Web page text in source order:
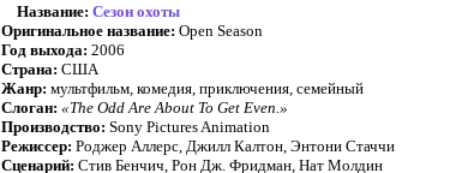
Название: Сезон охоты
Оригинальное название: Open Season
Год выхода: 2006
Страна: США
Жанр: мультфильм, комедия, приключения, семейный
Слоган: «The Odd Are About To Get Even.»
Производство: Sony Pictures Animation
Режиссер: Роджер Аллерс, Джилл Калтон, Энтони Стаччи
Сценарий: Стив Бенчич, Рон Дж. Фридман, Нат Молдин